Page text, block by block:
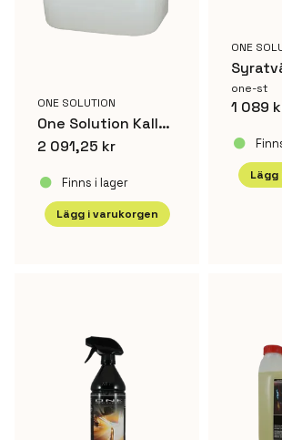
ONE SOLUTION
One Solution Kallavfettning Supreme 25 L
2 091,25 kr
Finns i lager
Lägg i varukorgen
ONE
one-st
1 089
Lägg